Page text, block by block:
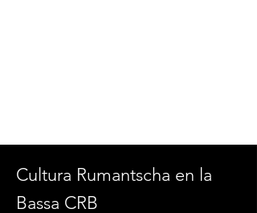
Cultura Rumantscha en la
Bassa CRB